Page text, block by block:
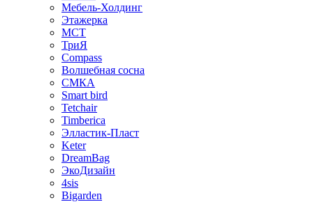
Мебель-Холдинг
Этажерка
МСТ
ТриЯ
Compass
Волшебная сосна
СМКА
Smart bird
Tetchair
Timberica
Элластик-Пласт
Keter
DreamBag
ЭкоДизайн
4sis
Bigarden